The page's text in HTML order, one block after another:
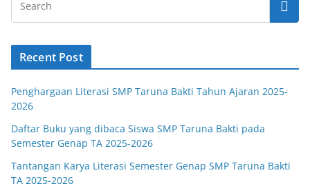
Recent Post
Penghargaan Literasi SMP Taruna Bakti Tahun Ajaran 2025-
2026
Daftar Buku yang dibaca Siswa SMP Taruna Bakti pada
Semester Genap TA 2025-2026
Tantangan Karya Literasi Semester Genap SMP Taruna Bakti
TA 2025-2026